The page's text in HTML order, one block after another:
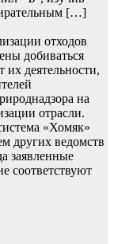
[…]
отходов
добиваться
их деятельности,
на
отрасли.
«Хомяк»
других ведомств
заявленные
соответствуют